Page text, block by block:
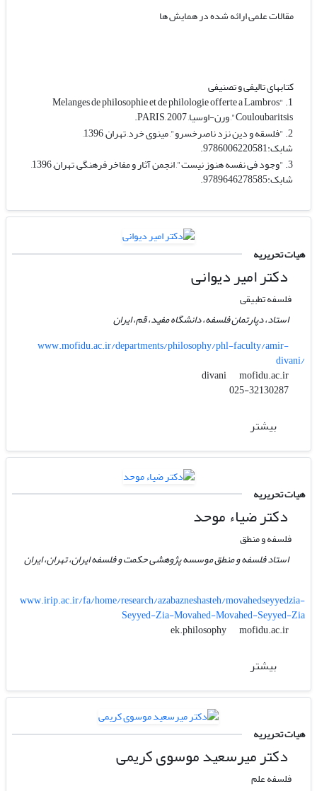
مقالات علمی ارائه شده در همایش ها
کتابهای تالیفی و تصنیفی
1. "Melanges de philosophie et de philologie offerte a Lambros
Couloubaritsis", ورن-اوسیا, PARIS, 2007.
2. "فلسقه و دین نزد ناصرخسرو", مینوی خرد, تهران, 1396,
شابک:9786006220581.
3. "وجود فی نفسه هنوز نیست", انجمن آثار و مفاخر فرهنگی, تهران, 1396,
شابک:9789646278585.
هیات تحریریه
دکتر امیر دیوانی
فلسفه تطبیقی
استاد، دپارتمان فلسفه، دانشگاه مفید، قم، ایران
www.mofidu.ac.ir/departments/philosophy/phl-faculty/amir-
divani/
divani
mofidu.ac.ir
025-32130287
بیشتر
هیات تحریریه
دکتر ضیاء موحد
فلسفه و منطق
استاد فلسفه و منطق موسسه پژوهشی حکمت و فلسفه ایران، تهران، ایران
www.irip.ac.ir/fa/home/research/azabazneshasteh/movahedseyyedzia-
Seyyed-Zia-Movahed-Movahed-Seyyed-Zia
ek.philosophy
mofidu.ac.ir
بیشتر
هیات تحریریه
دکتر میرسعید موسوی کریمی
فلسفه علم